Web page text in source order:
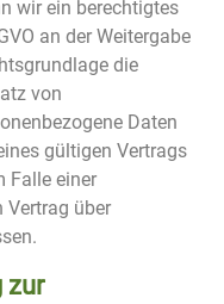
wir ein berechtigtes
an der Weitergabe
die
von
Daten
gültigen Vertrags
Falle einer
Vertrag über
zur